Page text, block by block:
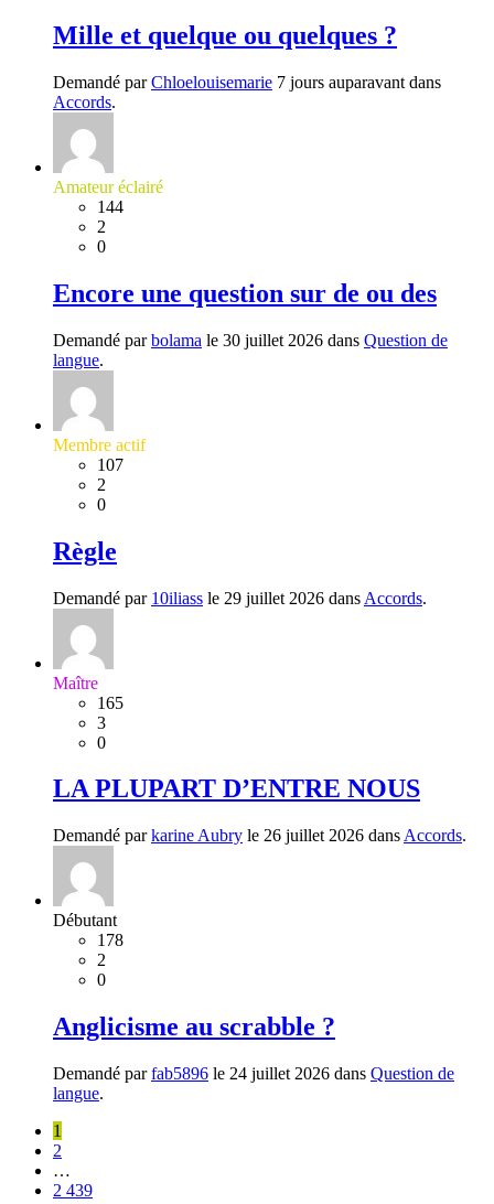
Mille et quelque ou quelques ?
Demandé parChloelouisemarie 7 jours auparavant dans
Accords.
Amateur éclairé
144
2
0
Encore une question sur de ou des
Demandé parbolama le 30 juillet 2026 dans Question de
langue.
Membre actif
107
2
0
Règle
Demandé par 10iliass le 29 juillet 2026 dans Accords.
Maître
165
3
0
LA PLUPART D’ENTRE NOUS
Demandé parkarine Aubry le 26 juillet 2026 dans Accords.
Débutant
178
2
0
Anglicisme au scrabble ?
Demandé parfab5896 le 24 juillet 2026 dans Question de
langue.
1
2
…
2 439